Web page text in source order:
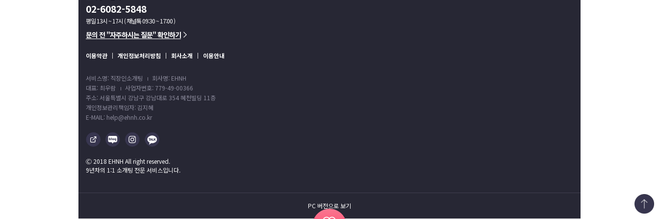
02-6082-5848
평일 13시 ~ 17시 ( 채널톡 09:30 ~ 17:00 )
문의 전 "자주하시는 질문" 확인하기
이용약관 개인정보처리방침 회사소개 이용안내
서비스명: 직장인소개팅
회사명: EHNH
대표: 최우람
사업자번호: 779-49-00366
주소: 서울특별시 강남구 강남대로 354 혜천빌딩 11층
개인정보관리책임자: 김지혜
E-MAIL: help@ehnh.co.kr
Ⓒ 2018 EHNH All right reserved.
9년차의 1:1 소개팅 전문 서비스입니다.
PC 버전으로 보기